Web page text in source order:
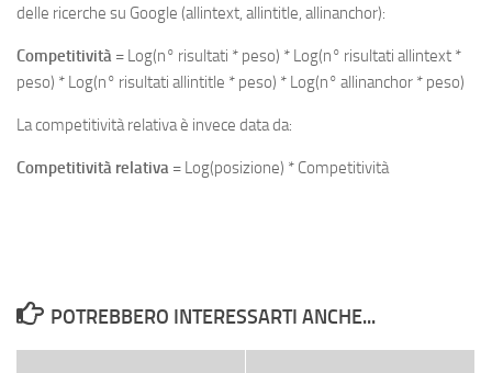
delle ricerche su Google (allintext, allintitle, allinanchor):
Competitività = Log(n° risultati * peso) * Log(n° risultati allintext *
peso) * Log(n° risultati allintitle * peso) * Log(n° allinanchor * peso)
La competitività relativa è invece data da:
Competitività relativa = Log(posizione) * Competitività
POTREBBERO INTERESSARTI ANCHE...